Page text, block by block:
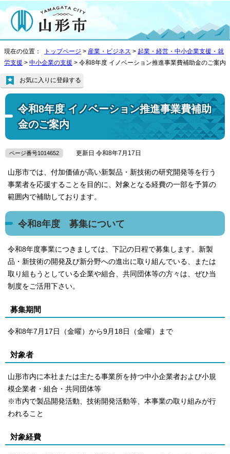
現在の位置： トップページ > 産業・ビジネス > 起業・経営・中小企業支援・就
労支援 > 中小企業の支援 > 令和8年度 イノベーション推進事業費補助金のご案内
令和8年度 イノベーション推進事業費補助
金のご案内
お気に入りに登録する
ページ番号1014652 更新日 令和8年7月17日
山形市では、付加価値が高い新製品・新技術の研究開発等を行う
事業者を応援することを目的に、対象となる経費の一部を予算の
範囲内で補助しております。
令和8年度 募集について
令和8年度事業につきましては、下記の日程で募集します。新製
品・新技術の開発及び新分野への進出に取り組んでいる、または
取り組もうとしている企業や組合、共同団体等の方々は、ぜひ当
制度をご活用下さい。
募集期間
令和8年7月17日（金曜）から9 月18日（金曜）まで
対象者
山形市内に本社または主たる事業所を持つ中小企業者および小規
模企業者・組合・共同団体等
※市内で製品開発活動、技術開発活動等、本事業の取り組みが行
われること
対象経費